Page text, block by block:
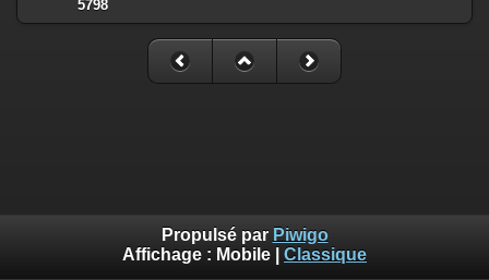
5798
Propulsé par Piwigo
Affichage : Mobile Classique